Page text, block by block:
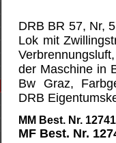
DRB BR 57, Nr,
Lok mit
der Maschine in
Bw Graz,
DRB
MM Best. Nr.
MF Best. Nr.